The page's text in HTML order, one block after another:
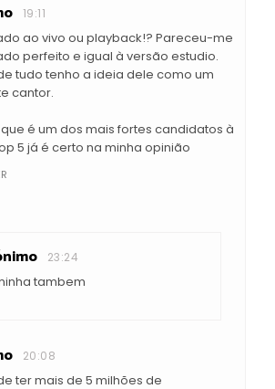
19:11
ao vivo ou playback!? Pareceu-me
perfeito e igual à versão estudio.
tudo tenho a ideia dele como um
cantor.
é um dos mais fortes candidatos à
5 já é certo na minha opinião
23:24
tambem
20:08
ter mais de 5 milhões de